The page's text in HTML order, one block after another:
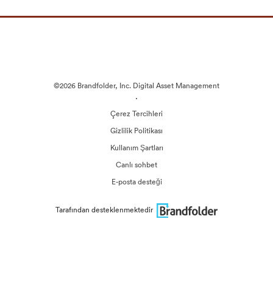
©2026 Brandfolder, Inc. Digital Asset Management
·
Çerez Tercihleri
Gizlilik Politikası
Kullanım Şartları
Canlı sohbet
E-posta desteği
Tarafından desteklenmektedir